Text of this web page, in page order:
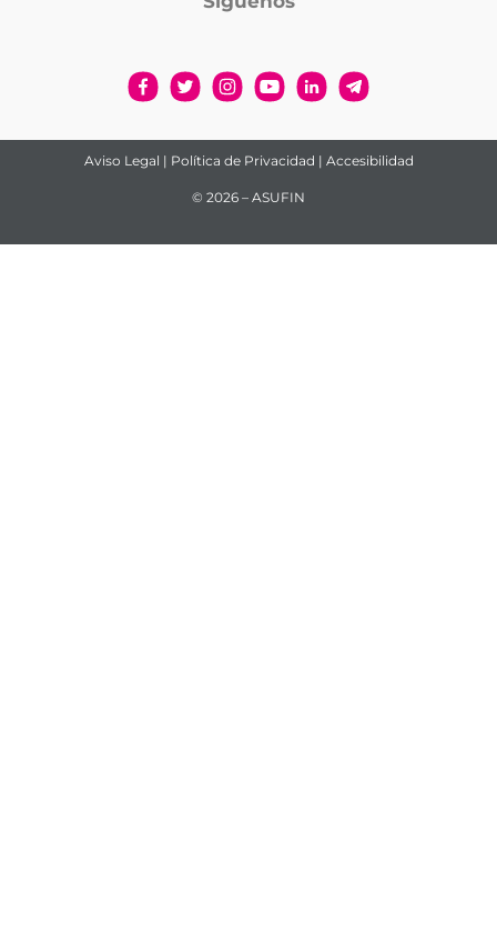
Aviso Legal | Política de Privacidad | Accesibilidad
© 2026 – ASUFIN